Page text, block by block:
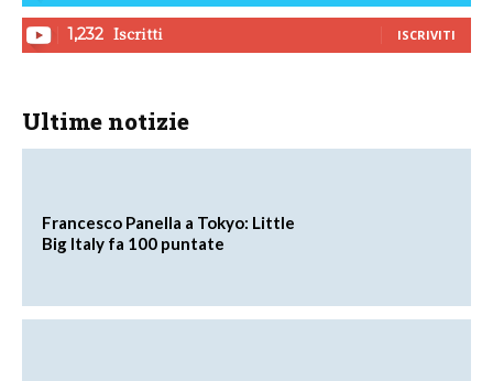
1,232 Iscritti ISCRIVITI
Ultime notizie
Francesco Panella a Tokyo: Little
Big Italy fa 100 puntate